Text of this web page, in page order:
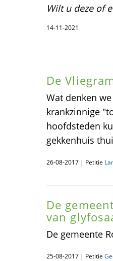
Wilt u deze of
14-11-2021
De
Wat denken
krankzinnige
hoofdsteden
gekkenhuis
26-08-2017 | Petitie
De
van
De gemeente
25-08-2017 | Petitie